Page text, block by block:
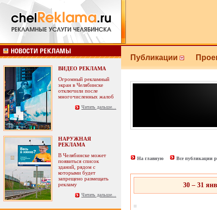
ВИДЕО РЕКЛАМА
Огромный рекламный
экран в Челябинске
отключили после
многочисленных жалоб
Читать дальше...
НАРУЖНАЯ
РЕКЛАМА
В Челябинске может
появиться список
зданий, рядом с
которыми будет
запрещено размещать
рекламу
Читать дальше...
Публикации
На главную Все публикации
30 – 31